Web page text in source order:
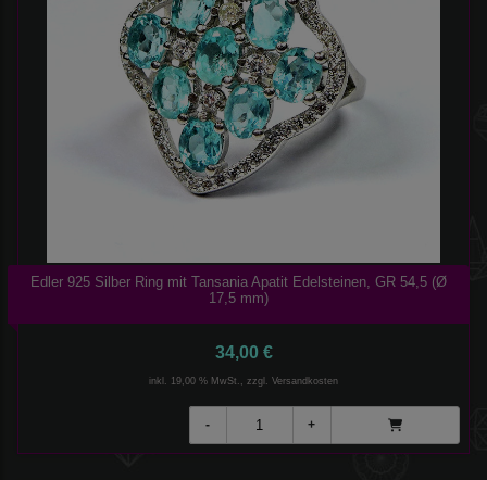
Edler 925 Silber Ring mit Tansania Apatit Edelsteinen, GR 54,5 (Ø
17,5 mm)
34,00 €
inkl. 19,00 % MwSt., zzgl. Versandkosten